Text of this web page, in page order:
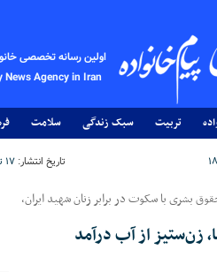
اولین رسانه تخصصی
News Agency in Iran
تربیت سبک زندگی سلامت
تاریخ انتشار:۱۷ تیر ۱۴۰۴ - ۰۱:۱۶
بشری با سکوت در برابر زنان شهید ایران،
زن‌ستیز از آب درآمد